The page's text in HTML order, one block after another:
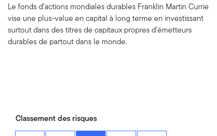
Le fonds d’actions mondiales durables Franklin Martin Currie
vise une plus-value en capital à long terme en investissant
surtout dans des titres de capitaux propres d’émetteurs
durables de partout dans le monde.
Classement des risques